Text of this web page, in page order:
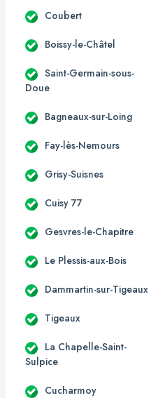
Coubert
Boissy-le-Châtel
Saint-Germain-sous-
Doue
Bagneaux-sur-Loing
Fay-lès-Nemours
Grisy-Suisnes
Cuisy 77
Gesvres-le-Chapitre
Le Plessis-aux-Bois
Dammartin-sur-Tigeaux
Tigeaux
La Chapelle-Saint-
Sulpice
Cucharmoy